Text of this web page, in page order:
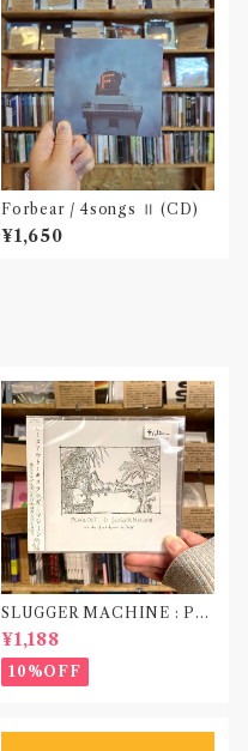
Forbear / 4songs Ⅱ (CD)
¥1,650
SLUGGER MACHINE : PE
ACE OUT! / we die if we d
o not do “DIG”(SPLIT CD)
〝横浜&札幌〟
¥1,188
10%OFF